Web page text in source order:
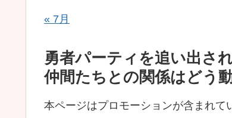
« 7月
勇者パーティを追い出さ
仲間たちとの関係はどう
本ページはプロモーションが含まれて